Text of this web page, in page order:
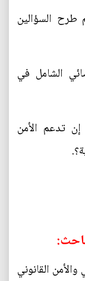
طرح السؤالين
الشامل في
تدعم الأمن
القانوني